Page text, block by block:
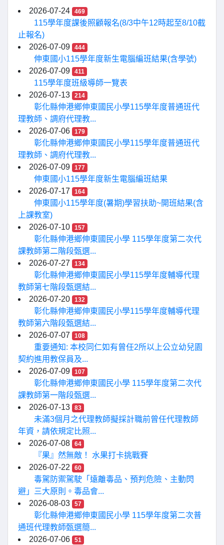
2026-07-24 469
115學年度課後照顧報名(8/3中午12時起至8/10截
止報名)
2026-07-09
444
伸東國小115學年度新生電腦編班結果(含學號)
2026-07-09
411
115學年度班級導師一覽表
2026-07-13
214
彰化縣伸港鄉伸東國民小學115學年度普通班代
理教師、調府代理教...
2026-07-06
179
彰化縣伸港鄉伸東國民小學115學年度普通班代
理教師、調府代理教...
2026-07-09
177
伸東國小115學年度新生電腦編班結果
2026-07-17
164
伸東國小115學年度(暑期)學習扶助~開班結果(含
上課教室)
2026-07-10
157
彰化縣伸港鄉伸東國民小學 115學年度第二次代
課教師第二階段甄選...
2026-07-27
134
彰化縣伸港鄉伸東國民小學115學年度輔導代理
教師第七階段甄選結...
2026-07-20
132
彰化縣伸港鄉伸東國民小學115學年度輔導代理
教師第六階段甄選結...
2026-07-07
108
重要通知: 本校同仁如有曾任2所以上公立幼兒園
契約進用教保員及...
2026-07-09
107
彰化縣伸港鄉伸東國民小學 115學年度第二次代
課教師第一階段甄選...
2026-07-13
83
未滿3個月之代理教師擬採計職前曾任代理教師
年資，請依規定比照...
2026-07-08
64
『果』然無敵！ 水果打卡挑戰賽
2026-07-22
60
毒駕防禦駕駛「遠離毒品、預判危險、主動閃
避」三大原則。毒品會...
2026-08-03
57
彰化縣伸港鄉伸東國民小學 115學年度第二次普
通班代理教師甄選簡...
2026-07-06
51